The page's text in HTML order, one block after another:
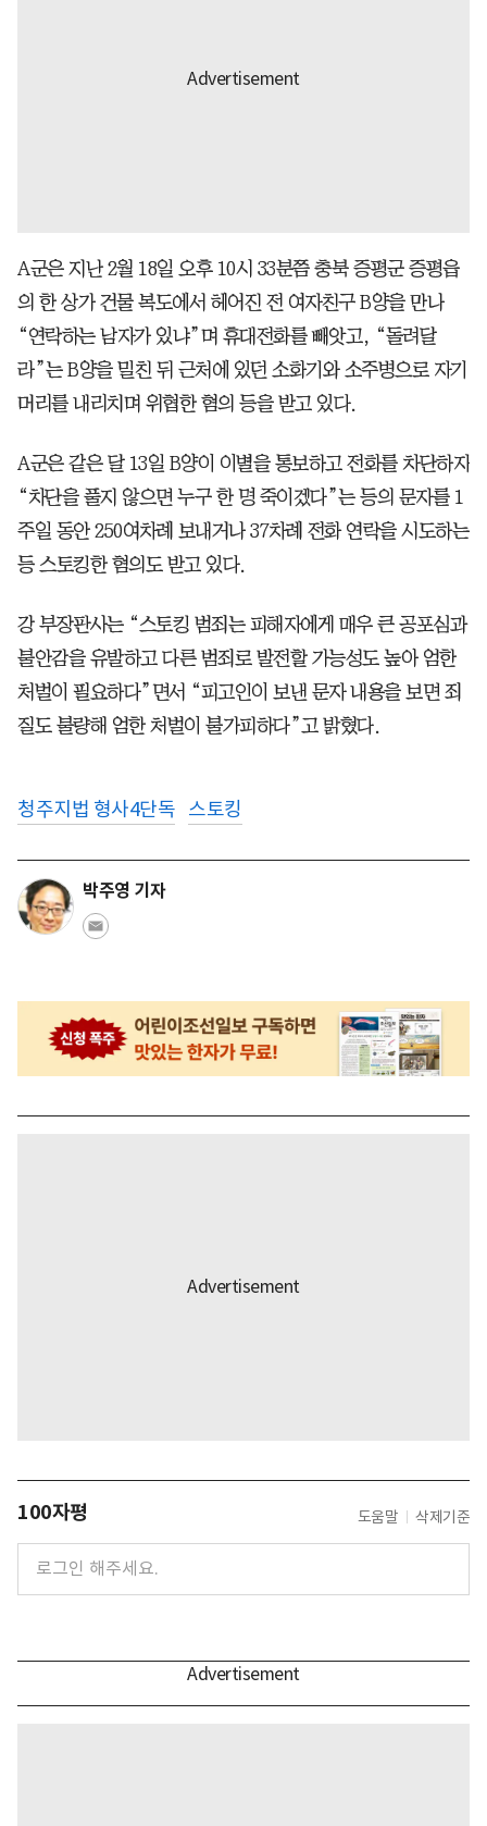
A군은 지난 2월 18일 오후 10시 33분쯤 충북 증평군 증평읍
의 한 상가 건물 복도에서 헤어진 전 여자친구 B양을 만나
“연락하는 남자가 있냐”며 휴대전화를 빼앗고, “돌려달
라”는 B양을 밀친 뒤 근처에 있던 소화기와 소주병으로 자기
머리를 내리치며 위협한 혐의 등을 받고 있다.
A군은 같은 달 13일 B양이 이별을 통보하고 전화를 차단하자
“차단을 풀지 않으면 누구 한 명 죽이겠다”는 등의 문자를 1
주일 동안 250여차례 보내거나 37차례 전화 연락을 시도하는
등 스토킹한 혐의도 받고 있다.
강 부장판사는 “스토킹 범죄는 피해자에게 매우 큰 공포심과
불안감을 유발하고 다른 범죄로 발전할 가능성도 높아 엄한
처벌이 필요하다”면서 “피고인이 보낸 문자 내용을 보면 죄
질도 불량해 엄한 처벌이 불가피하다”고 밝혔다.
청주지법 형사4단독 스토킹
박주영 기자
100자평 도움말 삭제기준